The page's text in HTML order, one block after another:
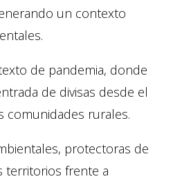
un contexto
de pandemia, donde
de divisas desde el
comunidades rurales.
protectoras de
territorios frente a